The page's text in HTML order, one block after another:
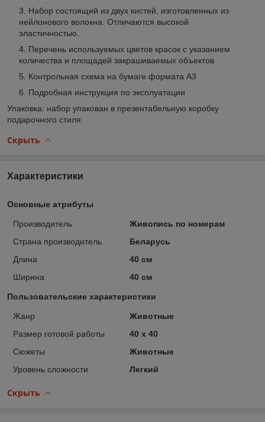
Набор состоящий из двух кистей, изготовленных из
нейлонового волокна. Отличаются высокой
эластичностью.
Перечень используемых цветов красок с указанием
количества и площадей закрашиваемых объектов
Контрольная схема на бумаге формата А3
Подробная инструкция по эксплуатации
Упаковка: набор упакован в презентабельную коробку
подарочного стиля.
Скрыть
Характеристики
Основные атрибуты
Производитель
Живопись по номерам
Страна производитель
Беларусь
Длина
40 см
Ширина
40 см
Пользовательские характеристики
Жанр
Животные
Размер готовой работы
40 x 40
Сюжеты
Животные
Уровень сложности
Легкий
Скрыть